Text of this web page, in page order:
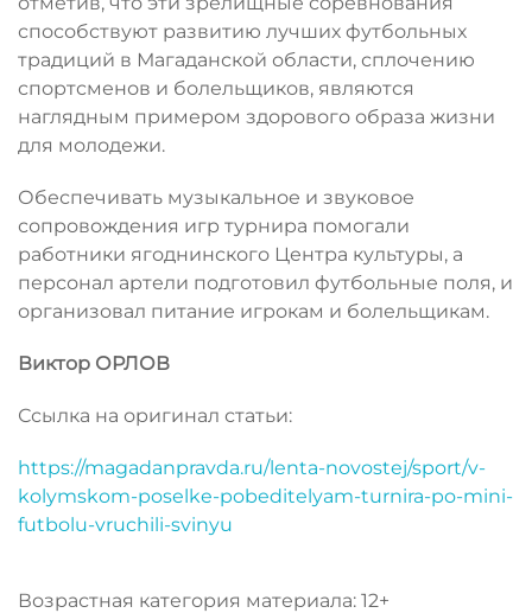
способствуют развитию лучших футбольных
традиций в Магаданской области, сплочению
спортсменов и болельщиков, являются
наглядным примером здорового образа жизни
для молодежи.
Обеспечивать музыкальное и звуковое
сопровождения игр турнира помогали
работники ягоднинского Центра культуры, а
персонал артели подготовил футбольные поля, и
организовал питание игрокам и болельщикам.
Виктор ОРЛОВ
Ссылка на оригинал статьи:
https://magadanpravda.ru/lenta-novostej/sport/v-
kolymskom-poselke-pobeditelyam-turnira-po-mini-
futbolu-vruchili-svinyu
Возрастная категория материала: 12+